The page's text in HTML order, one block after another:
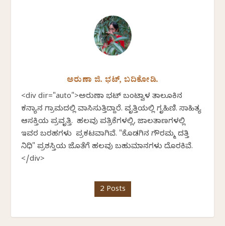
ಅರುಣಾ ಜಿ. ಭಟ್, ಬದಿಕೋಡಿ.
<div dir="auto">ಅರುಣಾ ಭಟ್ ಬಂಟ್ವಾಳ ತಾಲೂಕಿನ
ಕನ್ಯಾನ ಗ್ರಾಮದಲ್ಲಿ ವಾಸಿಸುತ್ತಿದ್ದಾರೆ. ವೃತ್ತಿಯಲ್ಲಿ ಗೃಹಿಣಿ. ಸಾಹಿತ್ಯ
ಆಸಕ್ತಿಯ ಪ್ರವೃತ್ತಿ. ಹಲವು ಪತ್ರಿಕೆಗಳಲ್ಲಿ, ಜಾಲತಾಣಗಳಲ್ಲಿ
ಇವರ ಬರಹಗಳು ಪ್ರಕಟವಾಗಿವೆ. "ಕೊಡಗಿನ ಗೌರಮ್ಮ ದತ್ತಿ
ನಿಧಿ" ಪ್ರಶಸ್ತಿಯ ಜೊತೆಗೆ ಹಲವು ಬಹುಮಾನಗಳು ದೊರಕಿವೆ.
</div>
2 Posts